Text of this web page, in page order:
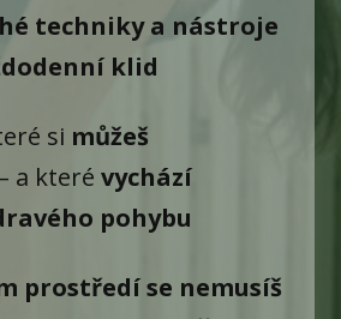
techniky a nástroje
klid
si můžeš
– a kterévychází
pohybu
prostředí se nemusíš